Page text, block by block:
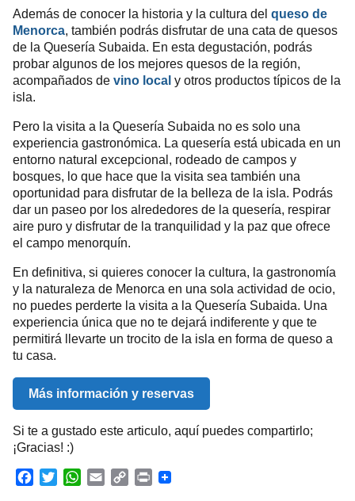
Además de conocer la historia y la cultura del queso de
Menorca, también podrás disfrutar de una cata de quesos
de la Quesería Subaida. En esta degustación, podrás
probar algunos de los mejores quesos de la región,
acompañados de vino local y otros productos típicos de la
isla.
Pero la visita a la Quesería Subaida no es solo una
experiencia gastronómica. La quesería está ubicada en un
entorno natural excepcional, rodeado de campos y
bosques, lo que hace que la visita sea también una
oportunidad para disfrutar de la belleza de la isla. Podrás
dar un paseo por los alrededores de la quesería, respirar
aire puro y disfrutar de la tranquilidad y la paz que ofrece
el campo menorquín.
En definitiva, si quieres conocer la cultura, la gastronomía
y la naturaleza de Menorca en una sola actividad de ocio,
no puedes perderte la visita a la Quesería Subaida. Una
experiencia única que no te dejará indiferente y que te
permitirá llevarte un trocito de la isla en forma de queso a
tu casa.
Más información y reservas
Si te a gustado este articulo, aquí puedes compartirlo;
¡Gracias! :)
W
C
P